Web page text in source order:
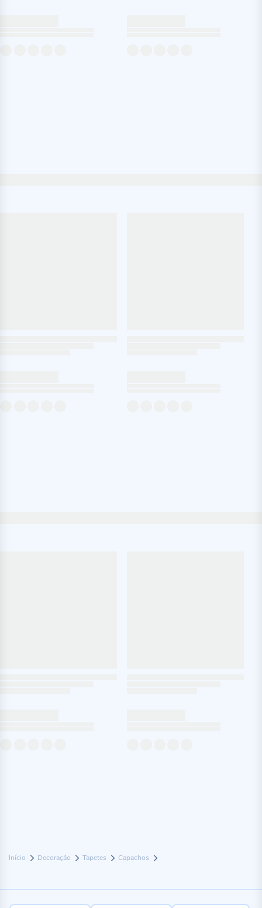
Início Decoração Tapetes Capachos